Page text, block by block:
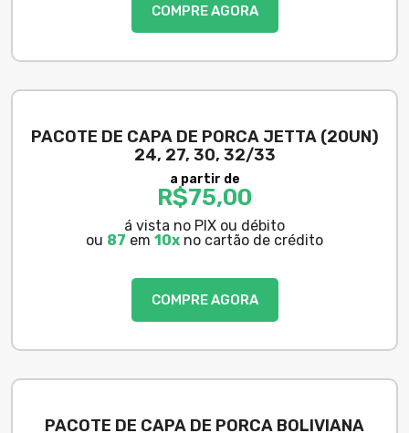
COMPRE AGORA
PACOTE DE CAPA DE PORCA JETTA (20UN)
24, 27, 30, 32/33
a partir de
R$75,00
á vista no PIX ou débito
ou 87 em 10x no cartão de crédito
COMPRE AGORA
PACOTE DE CAPA DE PORCA BOLIVIANA